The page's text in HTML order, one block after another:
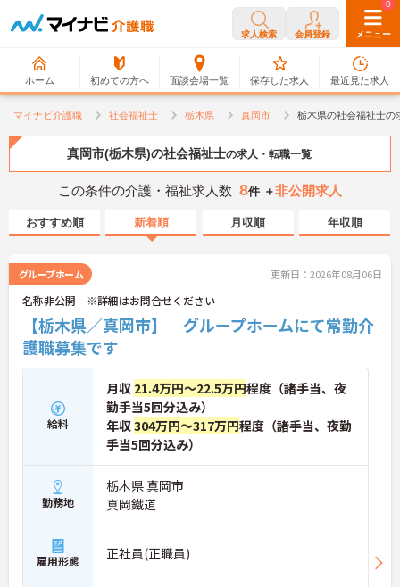
求人検索 会員登録 メニュー
ホーム 初めての方へ 面談会場一覧
0
保存した求人
0
最近見た求人
マイナビ介護職 社会福祉士 栃木県 真岡市 栃木県の社会福祉士の
真岡市(栃木県)の社会福祉士の求人・転職一覧
この条件の介護・福祉求人数 8件 ＋非公開求人
おすすめ順 新着順 月収順 年収順
グループホーム 更新日：2026年08月06日
名称非公開 ※詳細はお問合せください
【栃木県／真岡市】 グループホームにて常勤介
護職募集です
給料
月収 21.4万円～22.5万円程度（諸手当、夜
勤手当5回分込み）
年収304万円～317万円程度（諸手当、夜勤
手当5回分込み）
勤務地
栃木県 真岡市
真岡鐵道
雇用形態 正社員(正職員)